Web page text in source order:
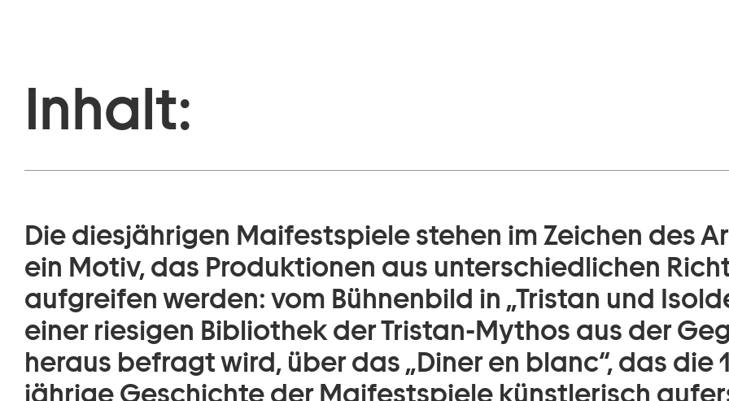
Inhalt:
Die diesjährigen Maifestspiele stehen im Zeichen des
ein Motiv, das Produktionen aus unterschiedlichen
aufgreifen werden: vom Bühnenbild in „Tristan und
einer riesigen Bibliothek der Tristan-Mythos aus der
heraus befragt wird, über das „Diner en blanc“, das die
jährige Geschichte der Maifestspiele künstlerisch